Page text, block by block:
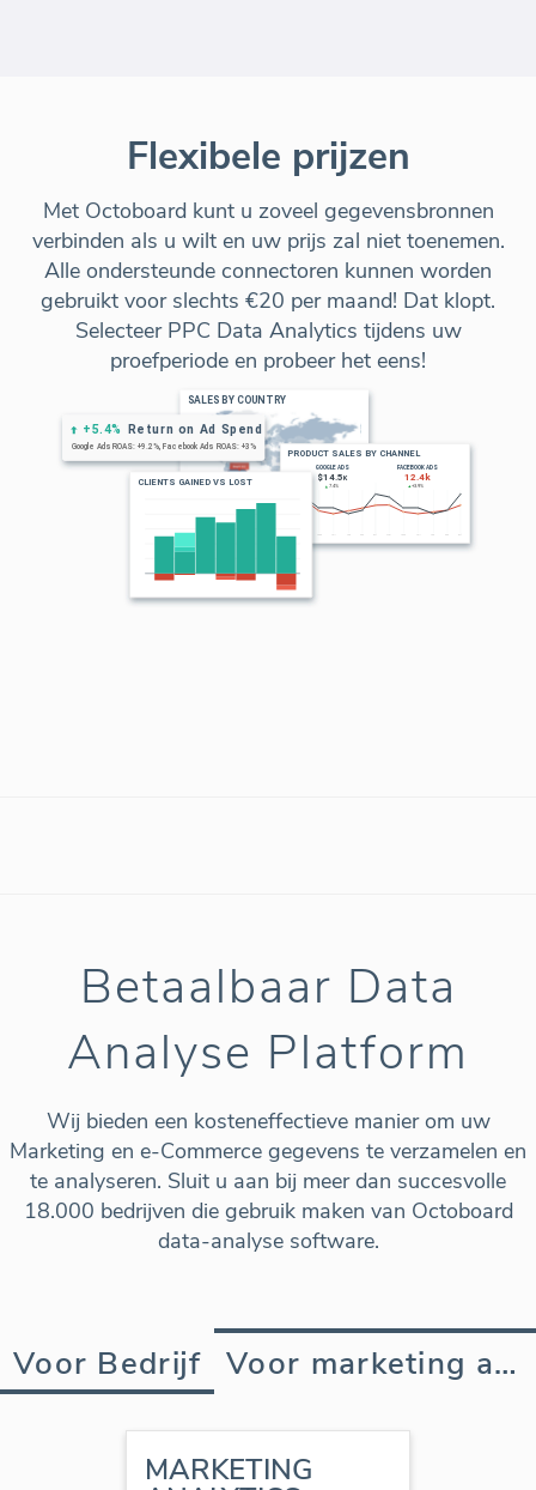
Flexibele prijzen
Met Octoboard kunt u zoveel gegevensbronnen
verbinden als u wilt en uw prijs zal niet toenemen.
Alle ondersteunde connectoren kunnen worden
gebruikt voor slechts €20 per maand! Dat klopt.
Selecteer PPC Data Analytics tijdens uw
proefperiode en probeer het eens!
Betaalbaar Data
Analyse Platform
Wij bieden een kosteneffectieve manier om uw
Marketing en e-Commerce gegevens te verzamelen en
te analyseren. Sluit u aan bij meer dan succesvolle
18.000 bedrijven die gebruik maken van Octoboard
data-analyse software.
Voor Bedrijf Voor marketing agency
MARKETING